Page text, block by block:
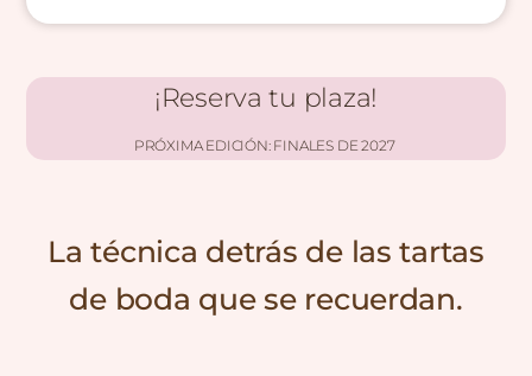
¡Reserva tu plaza!
PRÓXIMA EDICIÓN: FINALES DE 2027
La técnica detrás de las tartas
de boda que se recuerdan.